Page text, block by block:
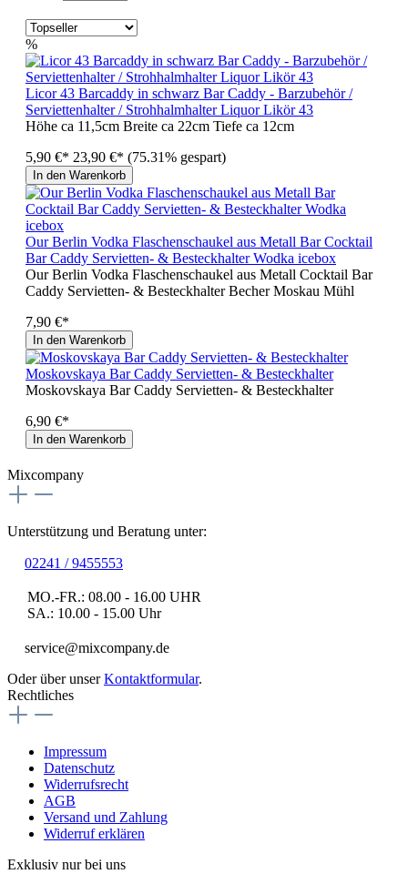
%
Licor 43 Barcaddy in schwarz Bar Caddy - Barzubehör /
Serviettenhalter / Strohhalmhalter Liquor Likör 43
Höhe ca 11,5cm Breite ca 22cm Tiefe ca 12cm
5,90 €* 23,90 €* (75.31% gespart)
In den Warenkorb
Our Berlin Vodka Flaschenschaukel aus Metall Bar Cocktail
Bar Caddy Servietten- & Besteckhalter Wodka icebox
Our Berlin Vodka Flaschenschaukel aus Metall Cocktail Bar
Caddy Servietten- & Besteckhalter Becher Moskau Mühl
7,90 €*
In den Warenkorb
Moskovskaya Bar Caddy Servietten- & Besteckhalter
Moskovskaya Bar Caddy Servietten- & Besteckhalter
6,90 €*
In den Warenkorb
Mixcompany
Unterstützung und Beratung unter:
02241 / 9455553
MO.-FR.: 08.00 - 16.00 UHR
SA.: 10.00 - 15.00 Uhr
service@mixcompany.de
Oder über unserKontaktformular.
Rechtliches
Impressum
Datenschutz
Widerrufsrecht
AGB
Versand und Zahlung
Widerruf erklären
Exklusiv nur bei uns